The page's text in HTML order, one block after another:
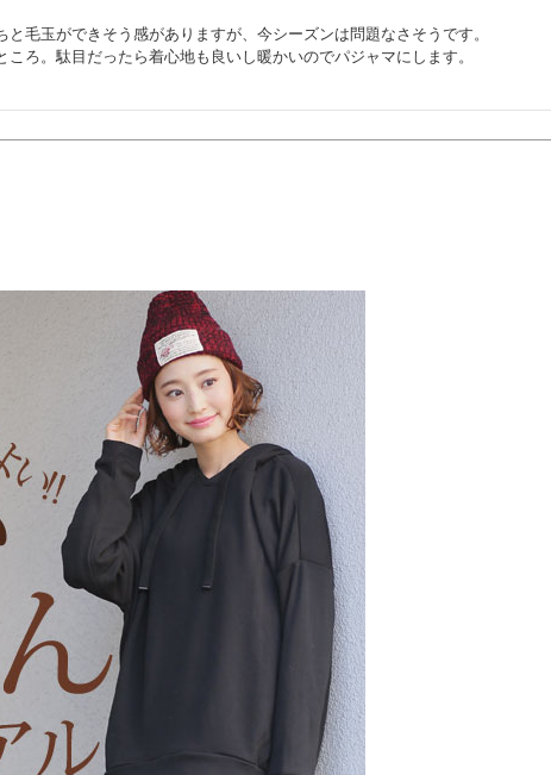
毛玉ができそう感がありますが、今シーズンは問題なさそうです。
ろ。駄目だったら着心地も良いし暖かいのでパジャマにします。